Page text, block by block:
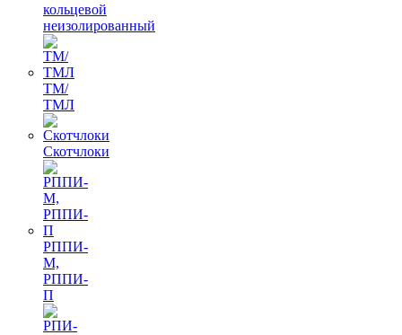
кольцевой
неизолированный
ТМ/
ТМЛ
Скотчлоки
РППИ-
М,
РППИ-
П